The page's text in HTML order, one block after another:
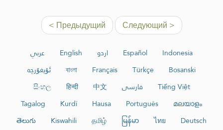
< Предыдущий Следующий >
عربي English اردو Español
Indonesia
ئۇيغۇرچە
বাংলা Français Türkçe
Bosanski
සිංහල
हिन्दी 中文 فارسی
Tiếng Việt
Tagalog
Kurdî Hausa Português
മലയാളം
తెలుగు
Kiswahili தமிழ் မြန်မာ ไทย
Deutsch